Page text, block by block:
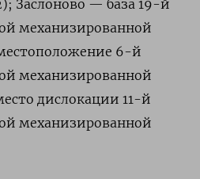
Заслоново — база 19-й
механизированной
6-й
механизированной
дислокации 11-й
механизированной